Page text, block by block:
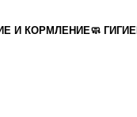
И КОРМЛЕНИЕ🧼